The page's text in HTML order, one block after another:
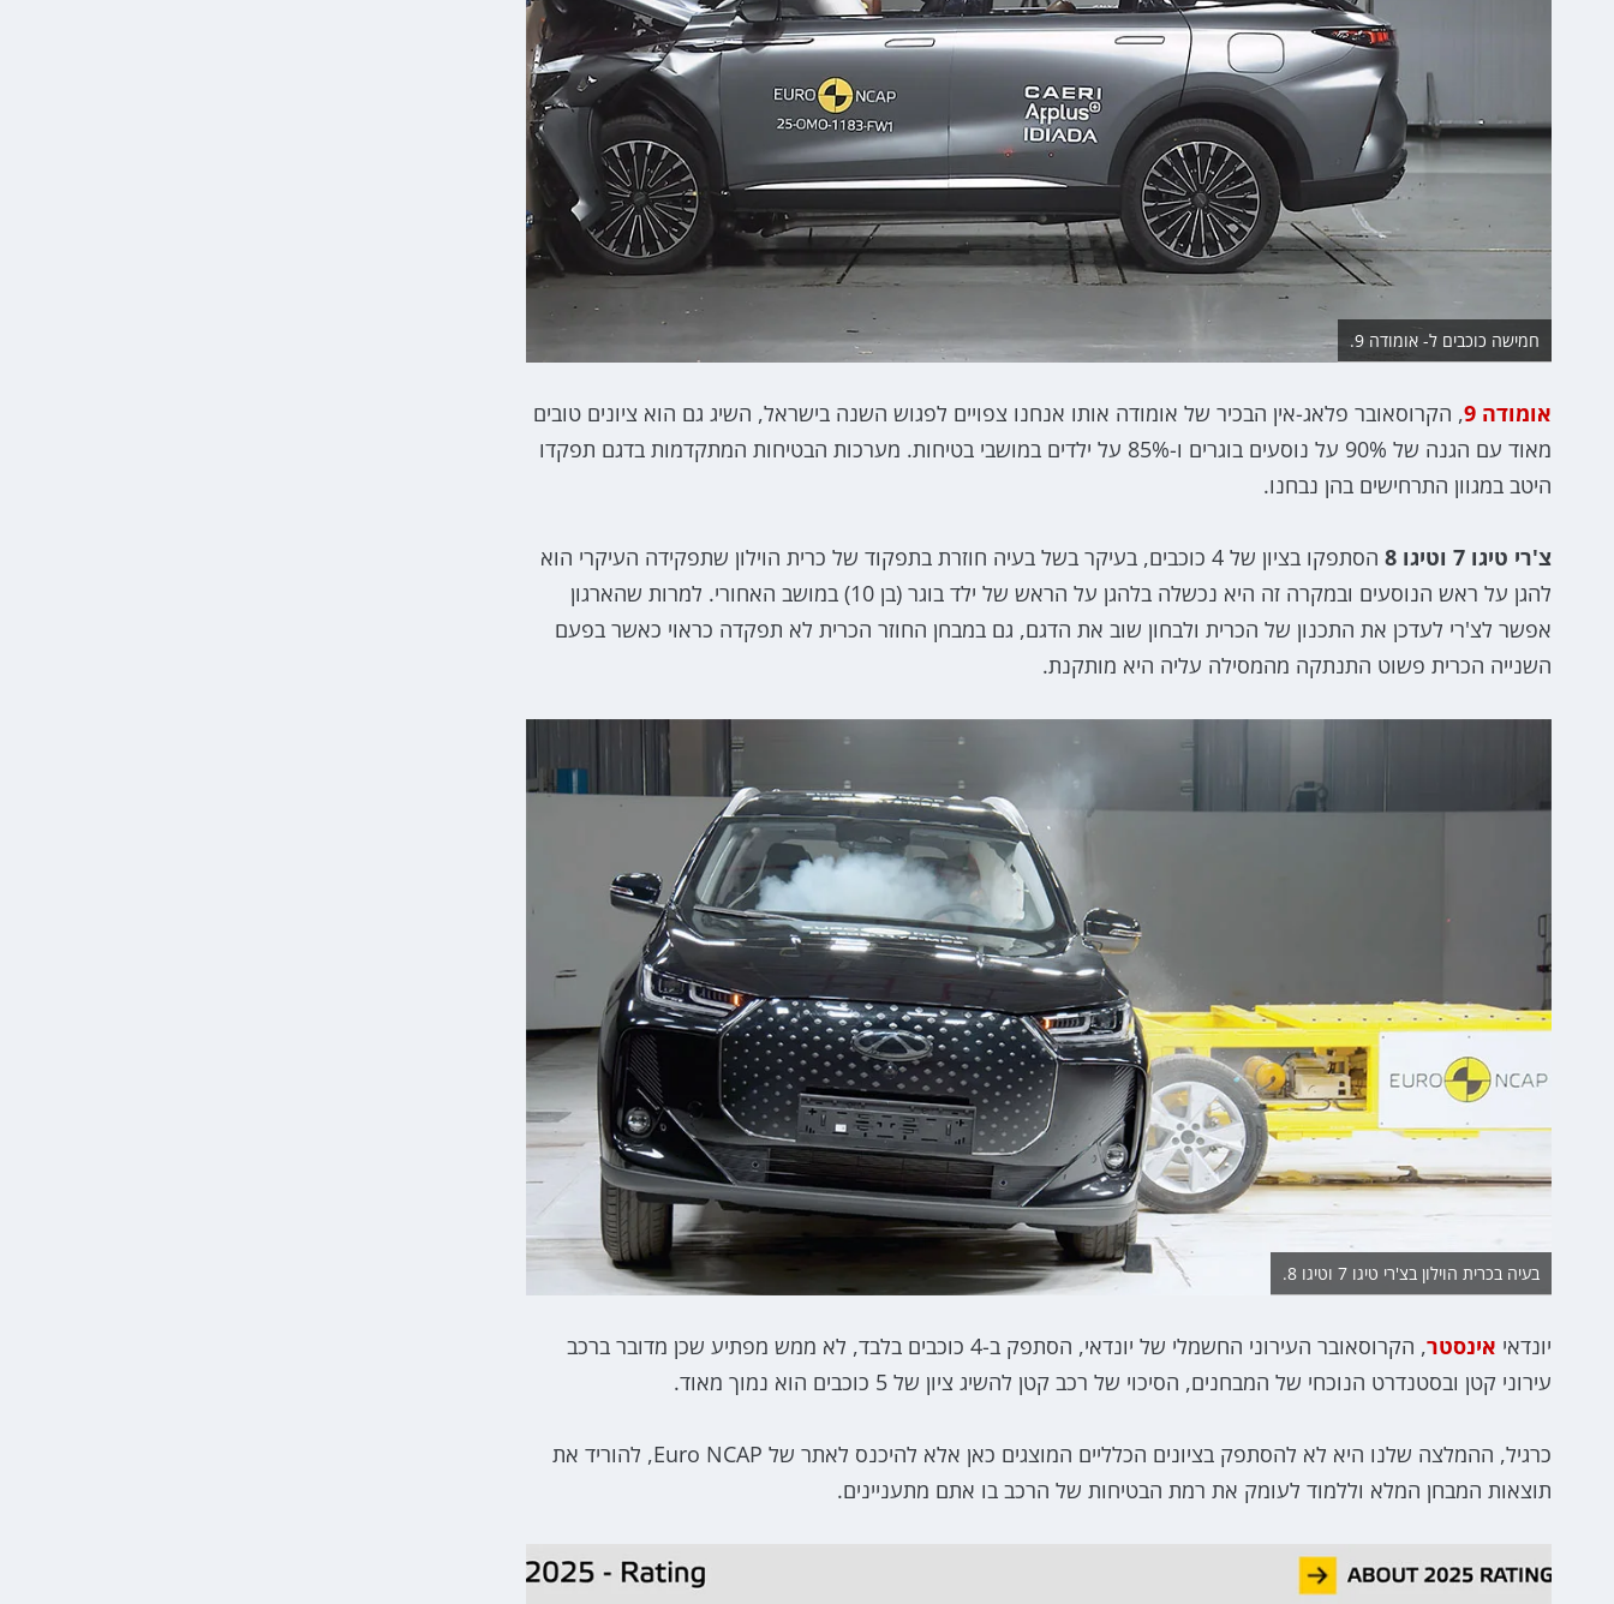
חמישה כוכבים ל- אומודה 9.
אומודה 9
, הקרוסאובר פלאג-אין הבכיר של אומודה אותו אנחנו צפויים לפגוש השנה בישראל, השיג גם הוא ציונים טובים
מאוד עם הגנה של 90% על נוסעים בוגרים ו-85% על ילדים במושבי בטיחות. מערכות הבטיחות המתקדמות בדגם תפקדו
היטב במגוון התרחישים בהן נבחנו.
צ'רי טיגו 7 וטיגו 8
הסתפקו בציון של 4 כוכבים, בעיקר בשל בעיה חוזרת בתפקוד של כרית הוילון שתפקידה העיקרי הוא
להגן על ראש הנוסעים ובמקרה זה היא נכשלה בלהגן על הראש של ילד בוגר (בן 10) במושב האחורי. למרות שהארגון
אפשר לצ'רי לעדכן את התכנון של הכרית ולבחון שוב את הדגם, גם במבחן החוזר הכרית לא תפקדה כראוי כאשר בפעם
השנייה הכרית פשוט התנתקה מהמסילה עליה היא מותקנת.
בעיה בכרית הוילון בצ'רי טיגו 7 וטיגו 8.
יונדאי אינסטר
, הקרוסאובר העירוני החשמלי של יונדאי, הסתפק ב-4 כוכבים בלבד, לא ממש מפתיע שכן מדובר ברכב
עירוני קטן ובסטנדרט הנוכחי של המבחנים, הסיכוי של רכב קטן להשיג ציון של 5 כוכבים הוא נמוך מאוד.
כרגיל, ההמלצה שלנו היא לא להסתפק בציונים הכלליים המוצגים כאן אלא להיכנס לאתר של Euro NCAP, להוריד את
תוצאות המבחן המלא וללמוד לעומק את רמת הבטיחות של הרכב בו אתם מתעניינים.